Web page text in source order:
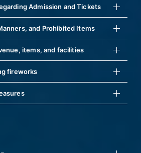
Admission and Tickets
and Prohibited Items
items, and facilities
fireworks